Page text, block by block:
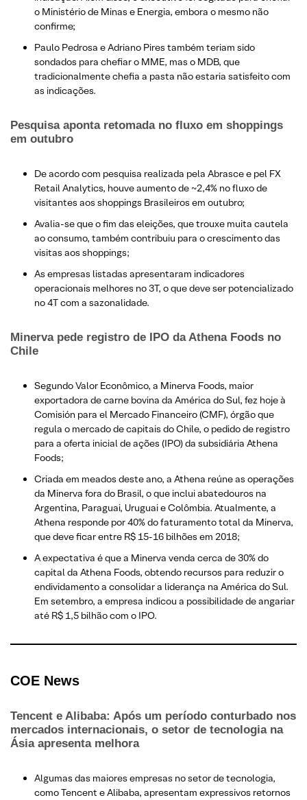
o Ministério de Minas e Energia, embora o mesmo não
confirme;
​Paulo Pedrosa e Adriano Pires também teriam sido
sondados para chefiar o MME, mas o MDB, que
tradicionalmente chefia a pasta não estaria satisfeito com
as indicações.
Pesquisa aponta retomada no fluxo em shoppings
em outubro
De acordo com pesquisa realizada pela Abrasce e pel FX
Retail Analytics, houve aumento de ~2,4% no fluxo de
visitantes aos shoppings Brasileiros em outubro;
​Avalia-se que o fim das eleições, que trouxe muita cautela
ao consumo, também contribuiu para o crescimento das
visitas aos shoppings;
​As empresas listadas apresentaram indicadores
operacionais melhores no 3T, o que deve ser potencializado
no 4T com a sazonalidade.
Minerva pede registro de IPO da Athena Foods no
Chile
Segundo Valor Econômico, a Minerva Foods, maior
exportadora de carne bovina da América do Sul, fez hoje à
Comisión para el Mercado Financeiro (CMF), órgão que
regula o mercado de capitais do Chile, o pedido de registro
para a oferta inicial de ações (IPO) da subsidiária Athena
Foods;
Criada em meados deste ano, a Athena reúne as operações
da Minerva fora do Brasil, o que inclui abatedouros na
Argentina, Paraguai, Uruguai e Colômbia. Atualmente, a
Athena responde por 40% do faturamento total da Minerva,
que deve ficar entre R$ 15-16 bilhões em 2018​;
A expectativa é que a Minerva venda cerca de 30% do
capital da Athena Foods, obtendo recursos para reduzir o
endividamento a consolidar a liderança na América do Sul.
Em setembro, a empresa indicou a possibilidade de angariar
até R$ 1,5 bilhão com o IPO​.
COE News
Tencent e Alibaba: Após um período conturbado nos
mercados internacionais, o setor de tecnologia na
Ásia apresenta melhora
Algumas das maiores empresas no setor de tecnologia,
como Tencent e Alibaba, apresentam expressivos retornos